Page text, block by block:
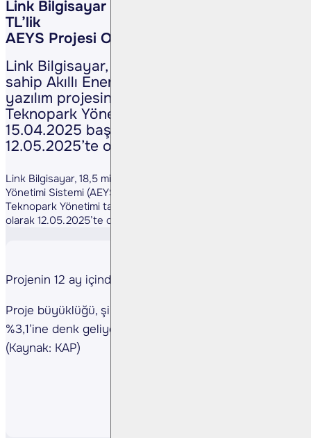
Link Bilgisayar (LINK TI) – 18,5 Milyon
TL’lik
AEYS Projesi Onaylandı
Link Bilgisayar, 18,5 milyon TL bütçeye
sahip Akıllı Enerji Yönetimi Sistemi (AEYS)
yazılım projesinin, Gazi Üniversitesi
Teknopark Yönetimi tarafından
15.04.2025 başlangıç tarihli olarak
12.05.2025’te onaylandığını duyurdu.
Link Bilgisayar, 18,5 milyon TL bütçeye sahip Akıllı Enerji
Yönetimi Sistemi (AEYS) yazılım projesinin, Gazi Üniversitesi
Teknopark Yönetimi tarafından 15.04.2025 başlangıç tarihli
olarak 12.05.2025’te onaylandığını duyurdu.
Projenin 12 ay içinde tamamlanması öngörülüyor.
Proje büyüklüğü, şirketin 2024 yılı cirosunun
%3,1’ine denk geliyor.
(Kaynak: KAP)